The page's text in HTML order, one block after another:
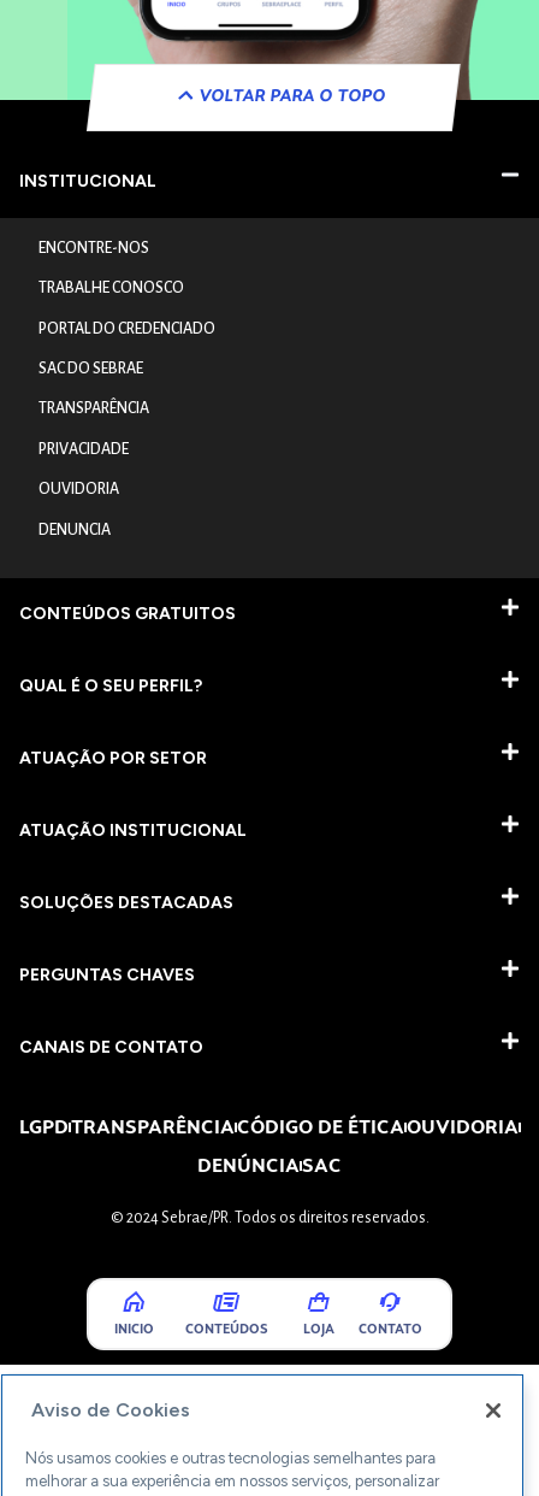
VOLTAR PARA O TOPO
INSTITUCIONAL
ENCONTRE-NOS
TRABALHE CONOSCO
PORTAL DO CREDENCIADO
SAC DO SEBRAE
TRANSPARÊNCIA
PRIVACIDADE
OUVIDORIA
DENUNCIA
CONTEÚDOS GRATUITOS
QUAL É O SEU PERFIL?
ATUAÇÃO POR SETOR
ATUAÇÃO INSTITUCIONAL
SOLUÇÕES DESTACADAS
PERGUNTAS CHAVES​
CANAIS DE CONTATO
LGPDTRANSPARÊNCIACÓDIGO DE ÉTICAOUVIDORIA
DENÚNCIASAC
© 2024 Sebrae/PR. Todos os direitos reservados.
INICIO CONTEÚDOS LOJA CONTATO
Aviso de Cookies
Nós usamos cookies e outras tecnologias semelhantes para
melhorar a sua experiência em nossos serviços, personalizar